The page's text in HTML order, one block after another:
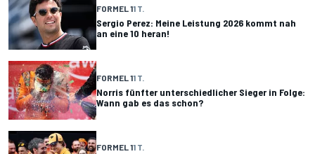
FORMEL 11 T.
Sergio Perez: Meine Leistung 2026 kommt nah
an eine 10 heran!
FORMEL 11 T.
Norris fünfter unterschiedlicher Sieger in Folge:
Wann gab es das schon?
FORMEL 11 T.